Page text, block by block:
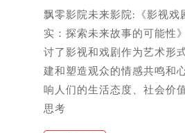
飘零影院未来影院:《影视戏
实：探索未来故事的可能性
讨了影视和戏剧作为艺术形
建和塑造观众的情感共鸣和
响人们的生活态度、社会价
思考